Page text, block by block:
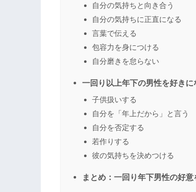
自分の気持ちと向き合う
自分の気持ちに正直になる
言葉で伝える
包容力を身につける
自分磨きを怠らない
一回り以上年下の男性を好き
子供扱いする
自分を「年上だから」と言う
自分を否定する
若作りする
彼の気持ちを決めつける
まとめ：一回り年下男性の好